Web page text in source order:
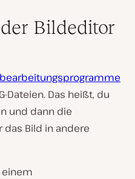
Bildeditor
Dateien. Das heißt, du
und dann die
Bild in andere
einem